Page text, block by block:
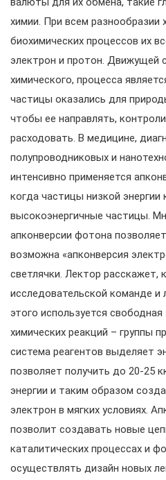
химии. При всем разнообразии
биохимических процессов их
электрон и протон. Движущей
химического, процесса
частицы оказались для
чтобы ее направлять,
расходовать. В медицине,
полупроводниковых и
интенсивно применяется
когда частицы низкой энергии
высокоэнергичные частицы.
апконверсии фотона
возможна «апконверсия
светлячки. Лектор расскажет,
исследовательской команде и
этого используется свободная
химических реакций – группы
система реагентов выделяет
позволяет получить до 20-25
энергии и таким образом
электрон в мягких условиях.
позволит создавать новые
каталитических процессах и
осуществлять дизайн новых